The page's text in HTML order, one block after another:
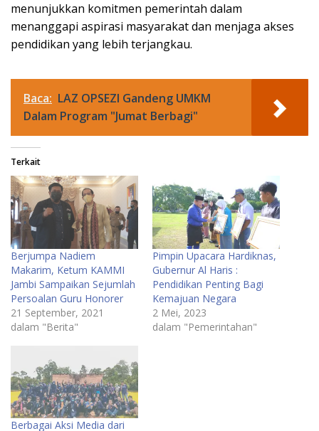
menunjukkan komitmen pemerintah dalam
menanggapi aspirasi masyarakat dan menjaga akses
pendidikan yang lebih terjangkau.
Baca: LAZ OPSEZI Gandeng UMKM
Dalam Program "Jumat Berbagi"
Terkait
Berjumpa Nadiem
Makarim, Ketum KAMMI
Jambi Sampaikan Sejumlah
Persoalan Guru Honorer
21 September, 2021
dalam "Berita"
Pimpin Upacara Hardiknas,
Gubernur Al Haris :
Pendidikan Penting Bagi
Kemajuan Negara
2 Mei, 2023
dalam "Pemerintahan"
Berbagai Aksi Media dari